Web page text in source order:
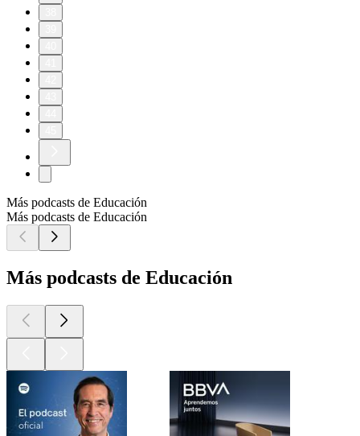
Más podcasts de Educación
Más podcasts de Educación
Más podcasts de Educación